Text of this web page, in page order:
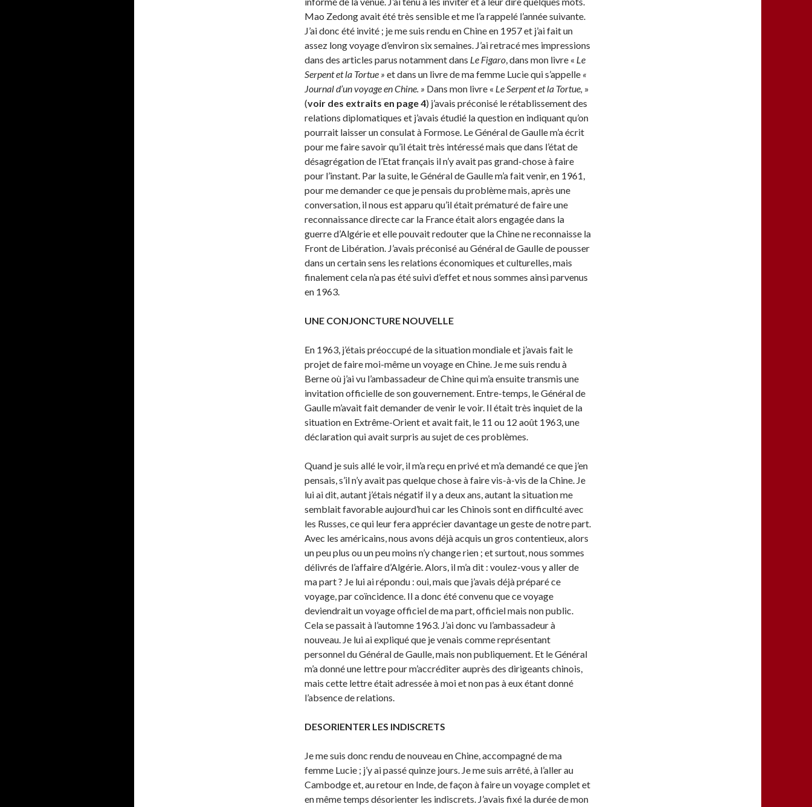
Mao Zedong avait été très sensible et me l’a rappelé l’année suivante.
J’ai donc été invité ; je me suis rendu en Chine en 1957 et j’ai fait un
assez long voyage d’environ six semaines. J’ai retracé mes impressions
dans des articles parus notamment dans Le Figaro, dans mon livre « Le
Serpent et la Tortue » et dans un livre de ma femme Lucie qui s’appelle «
Journal d’un voyage en Chine. » Dans mon livre « Le Serpent et la Tortue, »
(voir des extraits en page 4) j’avais préconisé le rétablissement des
relations diplomatiques et j’avais étudié la question en indiquant qu’on
pourrait laisser un consulat à Formose. Le Général de Gaulle m’a écrit
pour me faire savoir qu’il était très intéressé mais que dans l’état de
désagrégation de l’Etat français il n’y avait pas grand-chose à faire
pour l’instant. Par la suite, le Général de Gaulle m’a fait venir, en 1961,
pour me demander ce que je pensais du problème mais, après une
conversation, il nous est apparu qu’il était prématuré de faire une
reconnaissance directe car la France était alors engagée dans la
guerre d’Algérie et elle pouvait redouter que la Chine ne reconnaisse la
Front de Libération. J’avais préconisé au Général de Gaulle de pousser
dans un certain sens les relations économiques et culturelles, mais
finalement cela n’a pas été suivi d’effet et nous sommes ainsi parvenus
en 1963.
UNE CONJONCTURE NOUVELLE
En 1963, j’étais préoccupé de la situation mondiale et j’avais fait le
projet de faire moi-même un voyage en Chine. Je me suis rendu à
Berne où j’ai vu l’ambassadeur de Chine qui m’a ensuite transmis une
invitation officielle de son gouvernement. Entre-temps, le Général de
Gaulle m’avait fait demander de venir le voir. Il était très inquiet de la
situation en Extrême-Orient et avait fait, le 11 ou 12 août 1963, une
déclaration qui avait surpris au sujet de ces problèmes.
Quand je suis allé le voir, il m’a reçu en privé et m’a demandé ce que j’en
pensais, s’il n’y avait pas quelque chose à faire vis-à-vis de la Chine. Je
lui ai dit, autant j’étais négatif il y a deux ans, autant la situation me
semblait favorable aujourd’hui car les Chinois sont en difficulté avec
les Russes, ce qui leur fera apprécier davantage un geste de notre part.
Avec les américains, nous avons déjà acquis un gros contentieux, alors
un peu plus ou un peu moins n’y change rien ; et surtout, nous sommes
délivrés de l’affaire d’Algérie. Alors, il m’a dit : voulez-vous y aller de
ma part ? Je lui ai répondu : oui, mais que j’avais déjà préparé ce
voyage, par coïncidence. Il a donc été convenu que ce voyage
deviendrait un voyage officiel de ma part, officiel mais non public.
Cela se passait à l’automne 1963. J’ai donc vu l’ambassadeur à
nouveau. Je lui ai expliqué que je venais comme représentant
personnel du Général de Gaulle, mais non publiquement. Et le Général
m’a donné une lettre pour m’accréditer auprès des dirigeants chinois,
mais cette lettre était adressée à moi et non pas à eux étant donné
l’absence de relations.
DESORIENTER LES INDISCRETS
Je me suis donc rendu de nouveau en Chine, accompagné de ma
femme Lucie ; j’y ai passé quinze jours. Je me suis arrêté, à l’aller au
Cambodge et, au retour en Inde, de façon à faire un voyage complet et
en même temps désorienter les indiscrets. J’avais fixé la durée de mon